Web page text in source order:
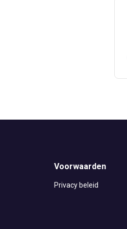
Voorwaarden
Privacy beleid